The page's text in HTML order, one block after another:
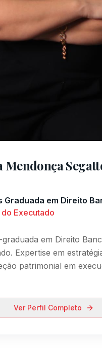
Mendonça
Graduada em Direito
Executado
graduada em Direito
Expertise em
patrimonial em
Ver Perfil Completo